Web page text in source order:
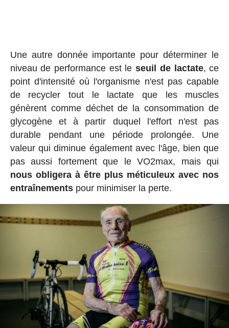
Une autre donnée importante pour déterminer le
niveau de performance est leseuil de lactate, ce
point d'intensité où l'organisme n'est pas capable
de recycler tout le lactate que les muscles
génèrent comme déchet de la consommation de
glycogène et à partir duquel l'effort n'est pas
durable pendant une période prolongée. Une
valeur qui diminue également avec l'âge, bien que
pas aussi fortement que le VO2max, mais qui
nous obligera à être plus méticuleux avec nos
entraînementspour minimiser la perte.